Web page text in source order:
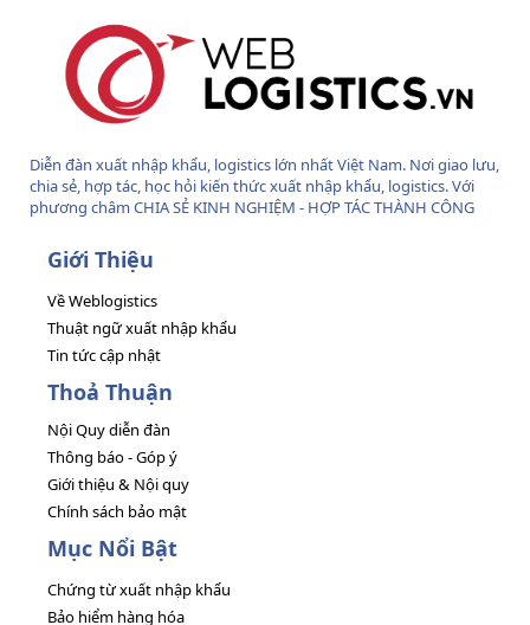
Diễn đàn xuất nhập khẩu, logistics lớn nhất Việt Nam. Nơi giao lưu,
chia sẻ, hợp tác, học hỏi kiến thức xuất nhập khẩu, logistics. Với
phương châm CHIA SẺ KINH NGHIỆM - HỢP TÁC THÀNH CÔNG
Giới Thiệu
Về Weblogistics
Thuật ngữ xuất nhập khẩu
Tin tức cập nhật
Thoả Thuận
Nội Quy diễn đàn
Thông báo - Góp ý
Giới thiệu & Nội quy
Chính sách bảo mật
Mục Nổi Bật
Chứng từ xuất nhập khẩu
Bảo hiểm hàng hóa